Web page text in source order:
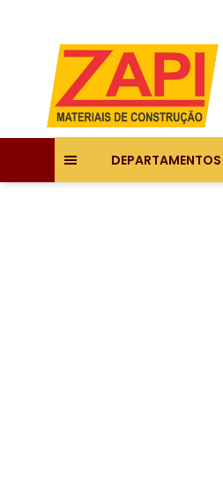
DEPARTAMENTOS